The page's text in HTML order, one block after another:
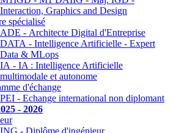
Interaction, Graphics and Design
spécialisé
ADE - Architecte Digital d'Entreprise
DATA - Intelligence Artificielle - Expert
Data & MLops
IA - IA : Intelligence Artificielle
multimodale et autonome
d'échange
PEI - Echange international non diplomant
- 2026
ING - Diplôme d'ingénieur